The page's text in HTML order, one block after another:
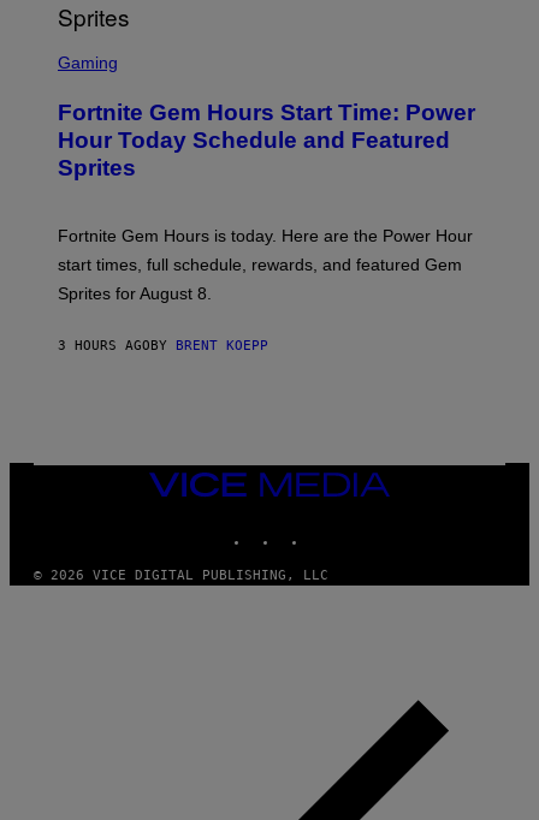
T
T
I
A
G
E
S
C
E
N
S
H
E
P
C
M
Gaming
Fortnite Gem Hours Start Time: Power
Hour Today Schedule and Featured
Sprites
Fortnite Gem Hours is today. Here are the Power Hour
start times, full schedule, rewards, and featured Gem
Sprites for August 8.
3 HOURS AGO BY BRENT KOEPP
VICE
MEDIA
© 2026 VICE DIGITAL PUBLISHING, LLC